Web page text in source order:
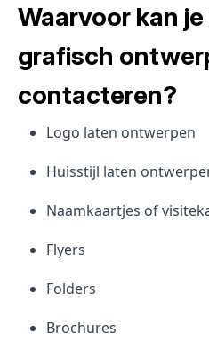
Waarvoor kan je
grafisch
contacteren?
Logo laten ontwerpen
Huisstijl laten
Naamkaartjes of
Flyers
Folders
Brochures